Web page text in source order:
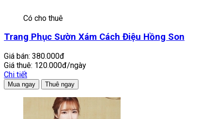
Có cho thuê
Trang Phục Sườn Xám Cách Điệu Hồng Son
Giá bán: 380.000đ
Giá thuê: 120.000đ/ngày
Chi tiết
Mua ngay Thuê ngay